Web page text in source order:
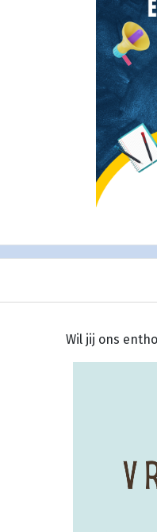
Wil jij ons